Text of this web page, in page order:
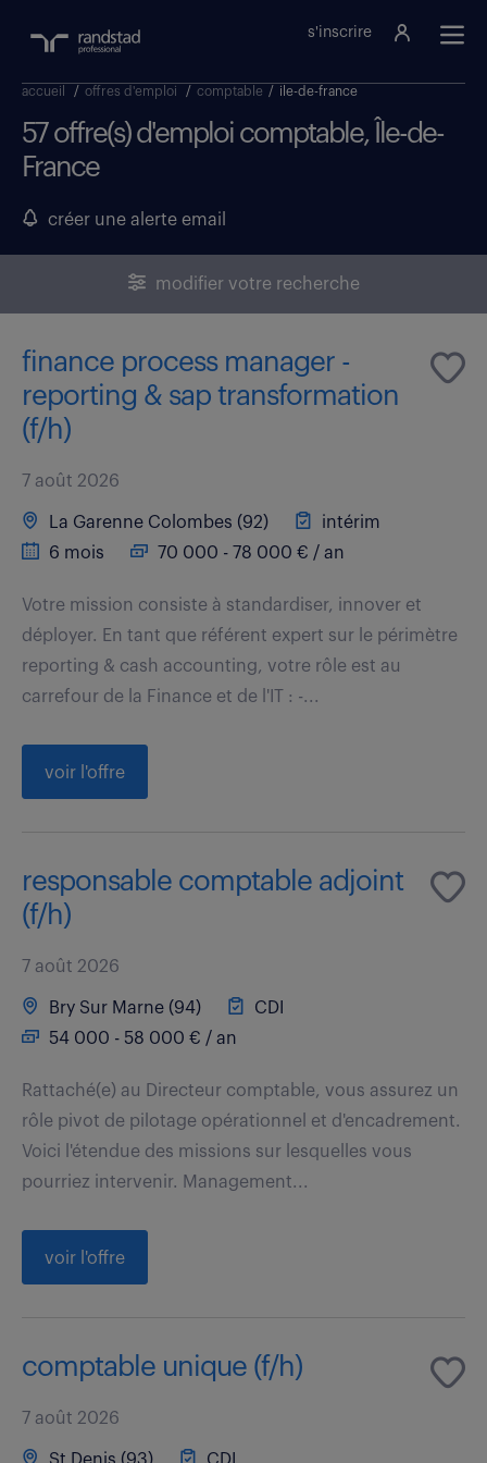
s'inscrire
accueil / offres d'emploi / comptable / ile-de-france
57 offre(s) d'emploi comptable, Île-de-
France
créer une alerte email
modifier votre recherche
finance process manager -
reporting & sap transformation
(f/h)
7 août 2026
La Garenne Colombes (92)
intérim
6 mois
70 000 - 78 000 € / an
Votre mission consiste à standardiser, innover et
déployer. En tant que référent expert sur le périmètre
reporting & cash accounting, votre rôle est au
carrefour de la Finance et de l'IT : -...
voir l'offre
responsable comptable adjoint
(f/h)
7 août 2026
Bry Sur Marne (94)
CDI
54 000 - 58 000 € / an
Rattaché(e) au Directeur comptable, vous assurez un
rôle pivot de pilotage opérationnel et d'encadrement.
Voici l'étendue des missions sur lesquelles vous
pourriez intervenir. Management...
voir l'offre
comptable unique (f/h)
7 août 2026
St Denis (93)
CDI